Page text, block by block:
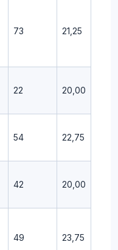
73 21,25
22 20,00
54 22,75
42 20,00
49 23,75